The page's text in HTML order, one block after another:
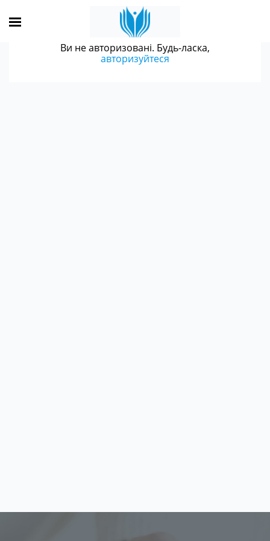
Ви не авторизовані. Будь-ласка,
авторизуйтеся